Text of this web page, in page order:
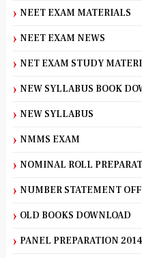
NEET EXAM MATERIALS
NEET EXAM NEWS
NET EXAM STUDY
NEW SYLLABUS BOOK
NEW SYLLABUS
NMMS EXAM
NOMINAL ROLL
NUMBER STATEMENT
OLD BOOKS DOWNLOAD
PANEL PREPARATION 2014